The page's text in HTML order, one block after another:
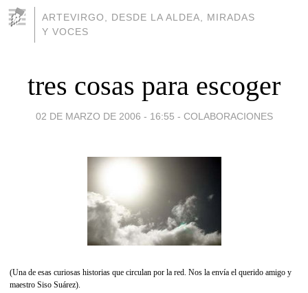
ARTEVIRGO, DESDE LA ALDEA, MIRADAS
Y VOCES
tres cosas para escoger
02 DE MARZO DE 2006 - 16:55 - COLABORACIONES
(Una de esas curiosas historias que circulan por la red. Nos la envía el querido amigo y
maestro Siso Suárez).